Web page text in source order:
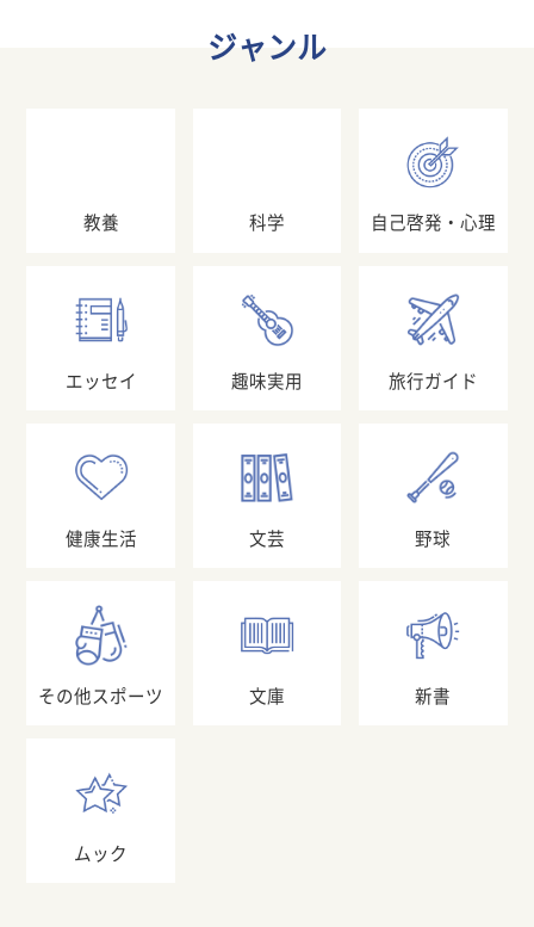
ジャンル
教養 科学 自己啓発・心理
エッセイ 趣味実用 旅行ガイド
健康生活 文芸 野球
その他スポーツ 文庫 新書
ムック